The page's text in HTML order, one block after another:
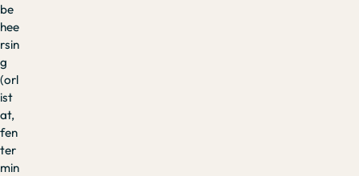
be
hee
rsin
g
(orl
ist
at,
fen
ter
min